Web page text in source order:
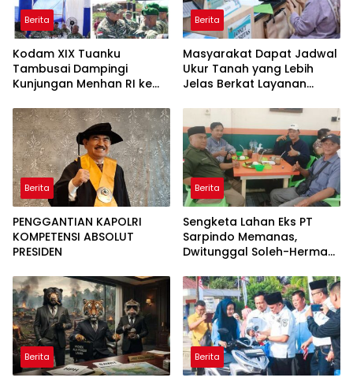
Berita
Kodam XIX Tuanku
Tambusai Dampingi
Kunjungan Menhan RI ke
Perkuat Pembangunan
Satuan
Berita
Masyarakat Dapat Jadwal
Ukur Tanah yang Lebih
Jelas Berkat Layanan
Berita
PENGGANTIAN KAPOLRI
KOMPETENSI ABSOLUT
PRESIDEN
Berita
Sengketa Lahan Eks PT
Sarpindo Memanas,
Dwitunggal Soleh-Herman
ke Pulau Rupat
Berita Berita